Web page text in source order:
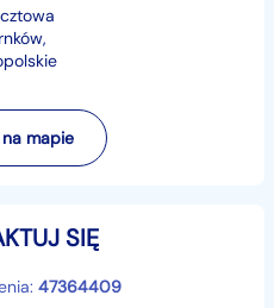
opłaty skarbowej
klimatyzacja
mapie
SIĘ
47364409